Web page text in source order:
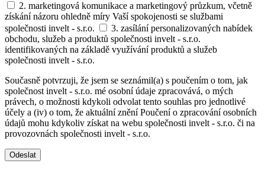
2. marketingová komunikace a marketingový průzkum, včetně
získání názoru ohledně míry Vaší spokojenosti se službami
společnosti invelt - s.r.o.
3. zasílání personalizovaných nabídek
obchodu, služeb a produktů společnosti invelt - s.r.o.
identifikovaných na základě využívání produktů a služeb
společnosti invelt - s.r.o.
Současně potvrzuji, že jsem se seznámil(a) s poučením o tom, jak
společnost invelt - s.r.o. mé osobní údaje zpracovává, o mých
právech, o možnosti kdykoli odvolat tento souhlas pro jednotlivé
účely a (iv) o tom, že aktuální znění Poučení o zpracování osobních
údajů mohu kdykoliv získat na webu společnosti invelt - s.r.o. či na
provozovnách společnosti invelt - s.r.o.
Odeslat